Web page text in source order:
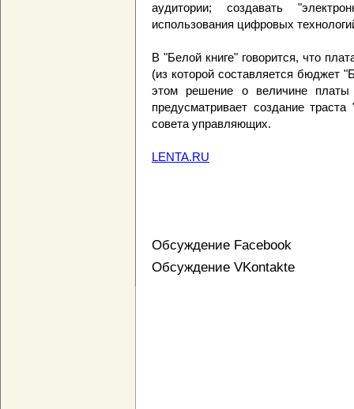
аудитории; создавать
использования цифровых
В "Белой книге" говорится, что
(из которой составляется бюджет
этом решение о величине платы
предусматривает создание
совета управляющих.
LENTA.RU
Обсуждение Facebook
Обсуждение VKontakte